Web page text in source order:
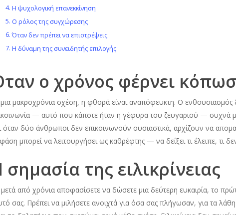
Η ψυχολογική επανεκκίνηση
Ο ρόλος της συγχώρεσης
Όταν δεν πρέπει να επιστρέψεις
Η δύναμη της συνειδητής επιλογής
ο χρόνος φέρνει
μακροχρόνια σχέση, η φθορά είναι αναπόφευκτη. Ο ενθουσιασμός
— αυτό που κάποτε ήταν η γέφυρα του ζευγαριού — συχνά
όταν δύο άνθρωποι δεν επικοινωνούν ουσιαστικά, αρχίζουν να
μπορεί να λειτουργήσει ως καθρέφτης — να δείξει τι έλειπε, τι
σημασία της ειλικρίνειας
από χρόνια αποφασίσετε να δώσετε μια δεύτερη ευκαιρία, το
σας. Πρέπει να μιλήσετε ανοιχτά για όσα σας πλήγωσαν, για τα